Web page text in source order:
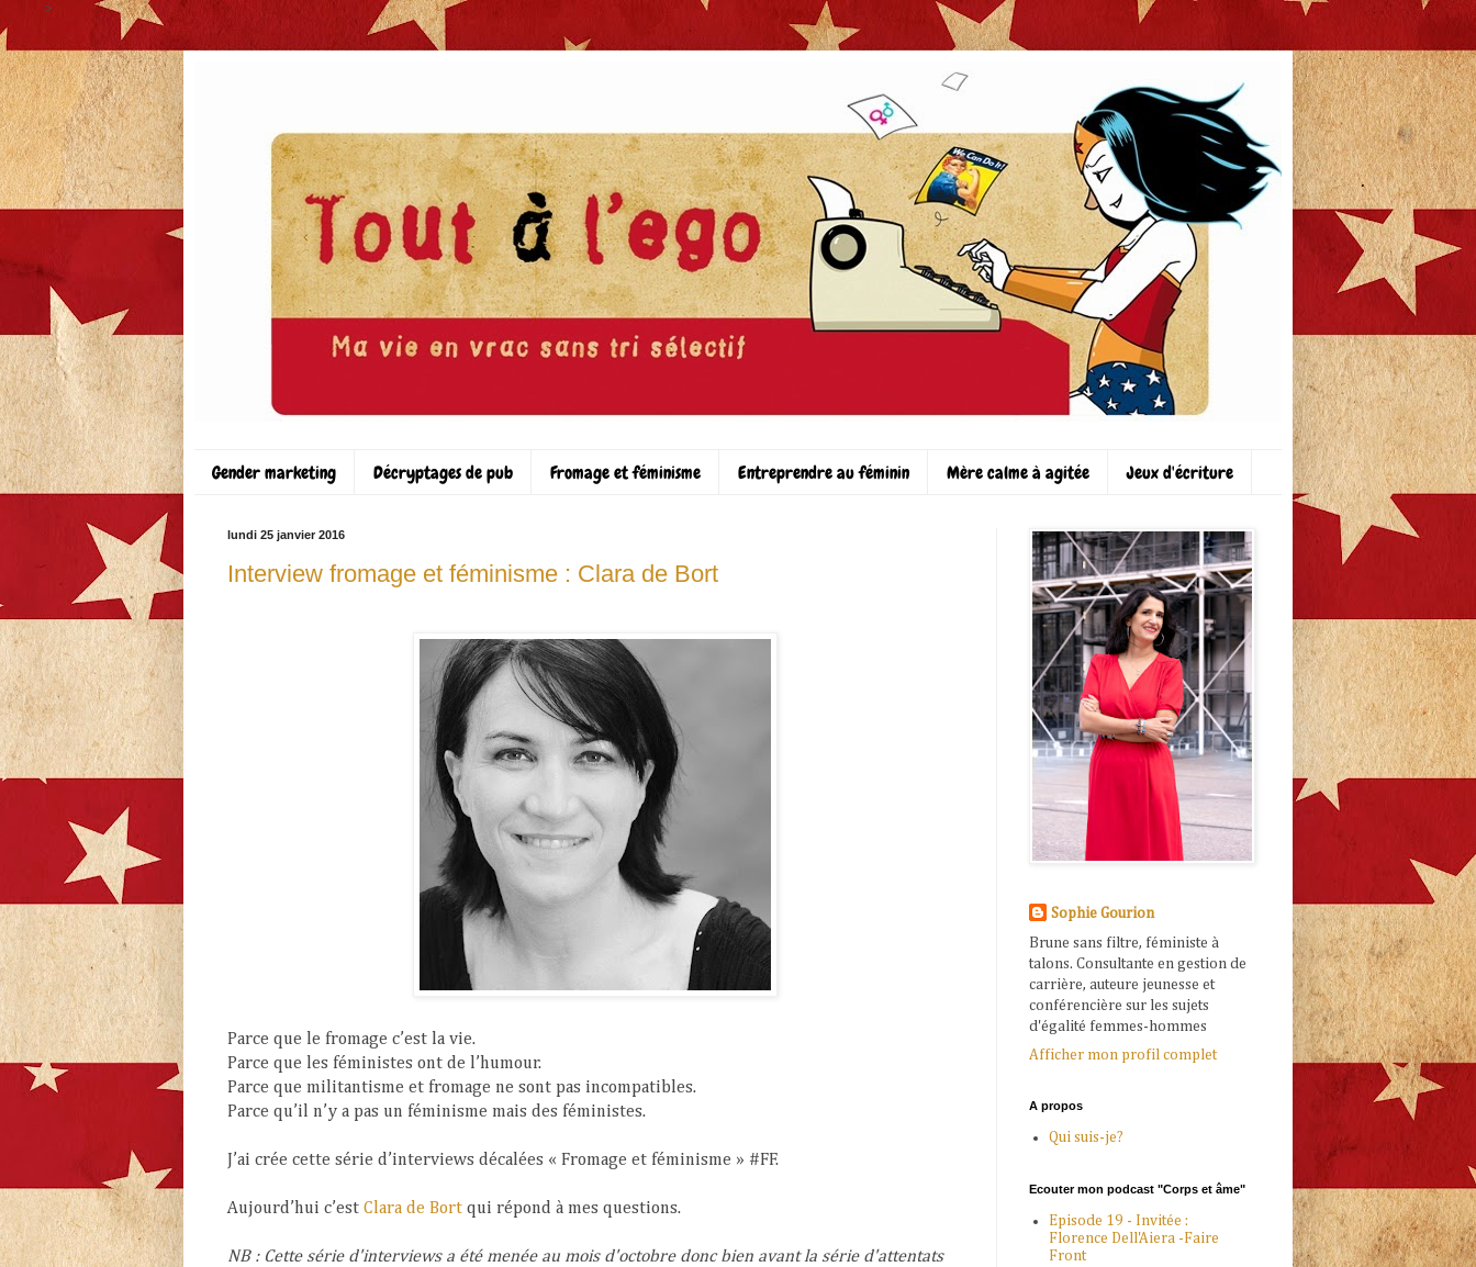
>
Gender marketing Décryptages de pub Fromage et féminisme Entreprendre au féminin Mère calme à agitée Jeux d'écriture
lundi 25 janvier 2016
Interview fromage et féminisme : Clara de Bort
Parce que le fromage c’est la vie.
Parce que les féministes ont de l’humour.
Parce que militantisme et fromage ne sont pas incompatibles.
Parce qu’il n’y a pas un féminisme mais des féministes.
J’ai crée cette série d’interviews décalées « Fromage et féminisme » #FF.
Aujourd’hui c’est Clara de Bort qui répond à mes questions.
NB : Cette série d'interviews a été menée au mois d'octobre donc bien avant la série d'attentats
Sophie Gourion
Brune sans filtre, féministe à
talons. Consultante en gestion de
carrière, auteure jeunesse et
conférencière sur les sujets
d'égalité femmes-hommes
Afficher mon profil complet
A propos
Qui suis-je?
Ecouter mon podcast "Corps et âme"
Episode 19 - Invitée :
Florence Dell'Aiera -Faire
Front